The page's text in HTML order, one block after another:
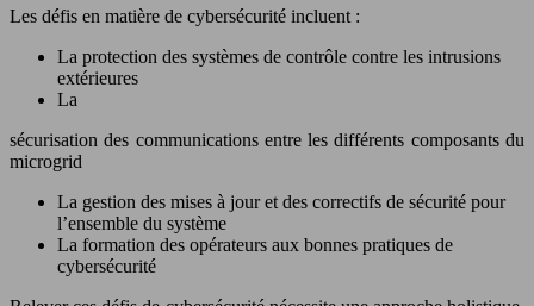
Les défis en matière de cybersécurité incluent :
La protection des systèmes de contrôle contre les intrusions
extérieures
La
sécurisation des communications entre les différents composants du
microgrid
La gestion des mises à jour et des correctifs de sécurité pour
l’ensemble du système
La formation des opérateurs aux bonnes pratiques de
cybersécurité